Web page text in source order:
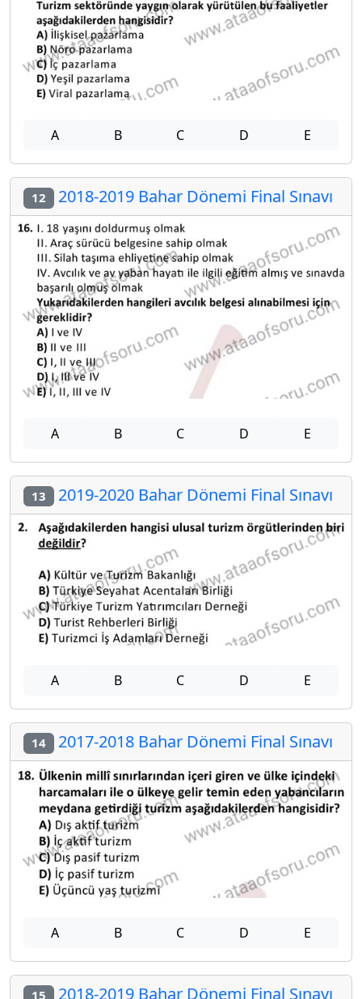
A B C D E
12 2018-2019 Bahar Dönemi Final Sınavı
A B C D E
13 2019-2020 Bahar Dönemi Final Sınavı
A B C D E
14 2017-2018 Bahar Dönemi Final Sınavı
A B C D E
15 2018-2019 Bahar Dönemi Final Sınavı